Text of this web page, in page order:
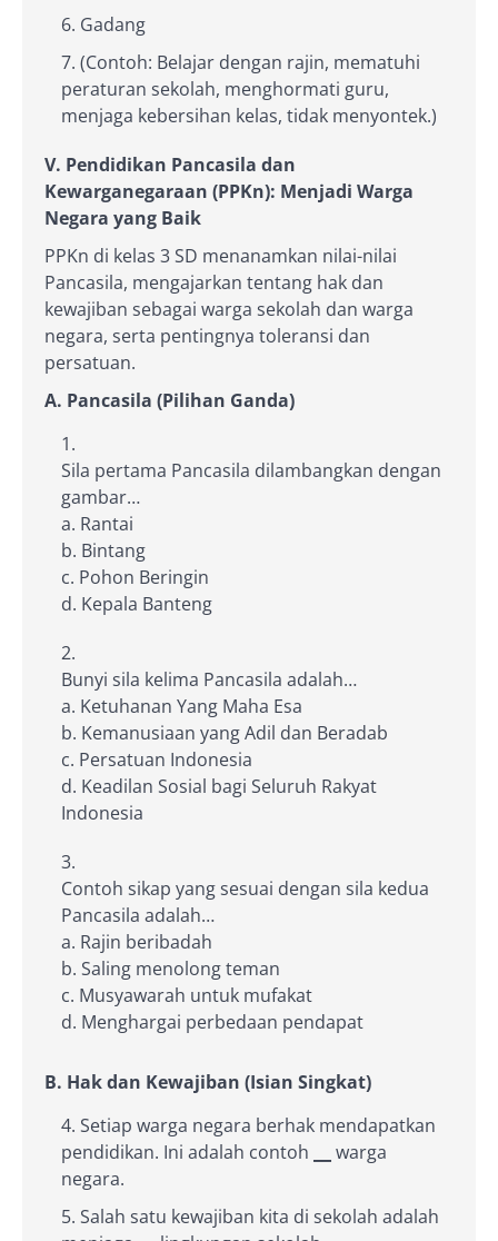
Gadang
(Contoh: Belajar dengan rajin, mematuhi
peraturan sekolah, menghormati guru,
menjaga kebersihan kelas, tidak menyontek.)
V. Pendidikan Pancasila dan
Kewarganegaraan (PPKn): Menjadi Warga
Negara yang Baik
PPKn di kelas 3 SD menanamkan nilai-nilai
Pancasila, mengajarkan tentang hak dan
kewajiban sebagai warga sekolah dan warga
negara, serta pentingnya toleransi dan
persatuan.
A. Pancasila (Pilihan Ganda)
Sila pertama Pancasila dilambangkan dengan
gambar…
a. Rantai
b. Bintang
c. Pohon Beringin
d. Kepala Banteng
Bunyi sila kelima Pancasila adalah…
a. Ketuhanan Yang Maha Esa
b. Kemanusiaan yang Adil dan Beradab
c. Persatuan Indonesia
d. Keadilan Sosial bagi Seluruh Rakyat
Indonesia
Contoh sikap yang sesuai dengan sila kedua
Pancasila adalah…
a. Rajin beribadah
b. Saling menolong teman
c. Musyawarah untuk mufakat
d. Menghargai perbedaan pendapat
B. Hak dan Kewajiban (Isian Singkat)
Setiap warga negara berhak mendapatkan
pendidikan. Ini adalah contoh
warga
negara.
Salah satu kewajiban kita di sekolah adalah